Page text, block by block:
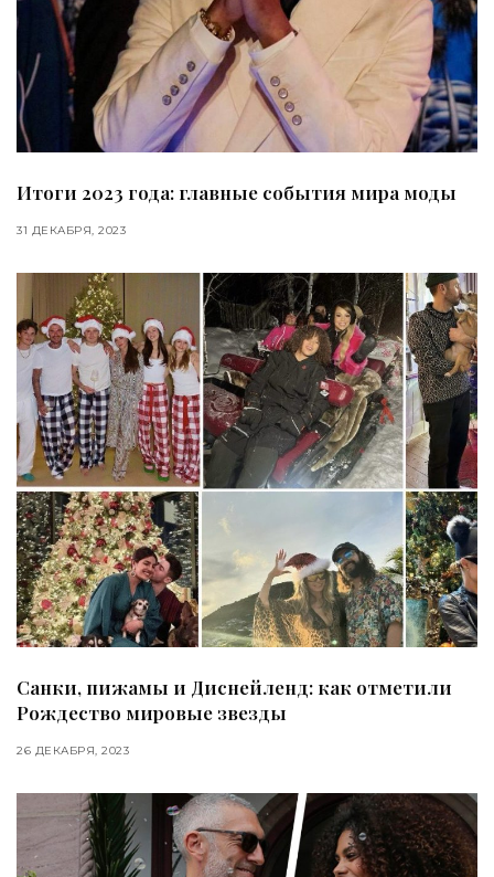
Итоги 2023 года: главные события мира моды
31 ДЕКАБРЯ, 2023
Санки, пижамы и Диснейленд: как отметили
Рождество мировые звезды
26 ДЕКАБРЯ, 2023